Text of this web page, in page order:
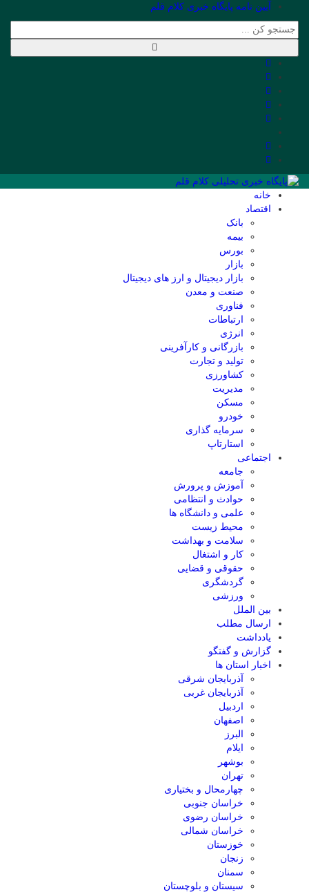
آیین نامه پایگاه خبری کلام قلم
خانه
اقتصاد
بانک
بیمه
بورس
بازار
بازار دیجیتال و ارز های دیجیتال
صنعت و معدن
فناوری
ارتباطات
انرژی
بازرگانی و کارآفرینی
تولید و تجارت
کشاورزی
مدیریت
مسکن
خودرو
سرمایه گذاری
استارتاپ
اجتماعی
جامعه
آموزش و پرورش
حوادث و انتظامی
علمی و دانشگاه ها
محیط زیست
سلامت و بهداشت
کار و اشتغال
حقوقی و قضایی
گردشگری
ورزشی
بین الملل
ارسال مطلب
یادداشت
گزارش و گفتگو
اخبار استان ها
آذربایجان شرقی
آذربایجان غربی
اردبیل
اصفهان
البرز
ایلام
بوشهر
تهران
چهارمحال و بختیاری
خراسان جنوبی
خراسان رضوی
خراسان شمالی
خوزستان
زنجان
سمنان
سیستان و بلوچستان